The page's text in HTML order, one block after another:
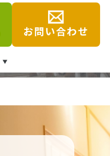
お問い合わせ